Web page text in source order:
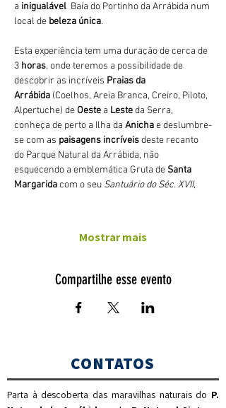
a inigualável Baía do Portinho da Arrábida num
local de beleza única.
Esta experiência tem uma duração de cerca de
3 horas, onde teremos a possibilidade de
descobrir as incríveis Praias da
Arrábida (Coelhos, Areia Branca, Creiro, Piloto,
Alpertuche) de Oeste a Leste da Serra,
conheça de perto a Ilha da Anicha e deslumbre-
se com as paisagens incríveis deste recanto
do Parque Natural da Arrábida, não
esquecendo a emblemática Gruta de Santa
Margarida com o seu Santuário do Séc. XVII,
Mostrar mais
Compartilhe esse evento
CONTATOS
Parta à descoberta das maravilhas naturais do P.